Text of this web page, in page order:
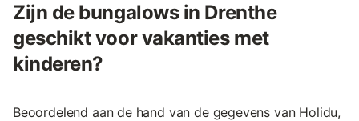
Zijn de bungalows in Drenthe
geschikt voor vakanties met
kinderen?
Beoordelend aan de hand van de gegevens van Holidu,